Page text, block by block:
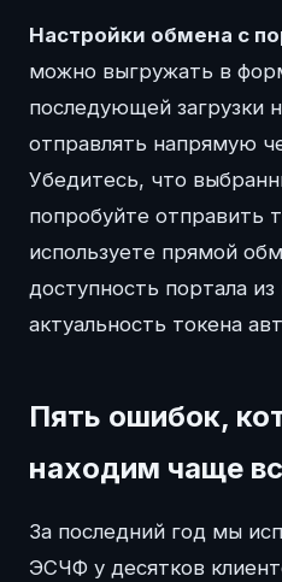
Настройки обмена с
можно выгружать в
последующей загрузки
отправлять напрямую
Убедитесь, что
попробуйте отправить
используете прямой
доступность портала
актуальность токена
Пять ошибок,
находим чаще
За последний год мы
ЭСЧФ у десятков